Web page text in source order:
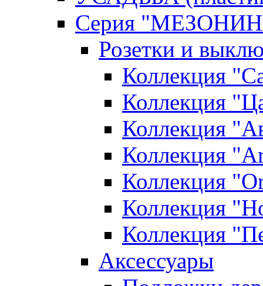
Серия
Розетки и
Коллекция
Коллекция
Коллекция
Коллекция
Коллекция
Коллекция
Коллекция
Аксессуары